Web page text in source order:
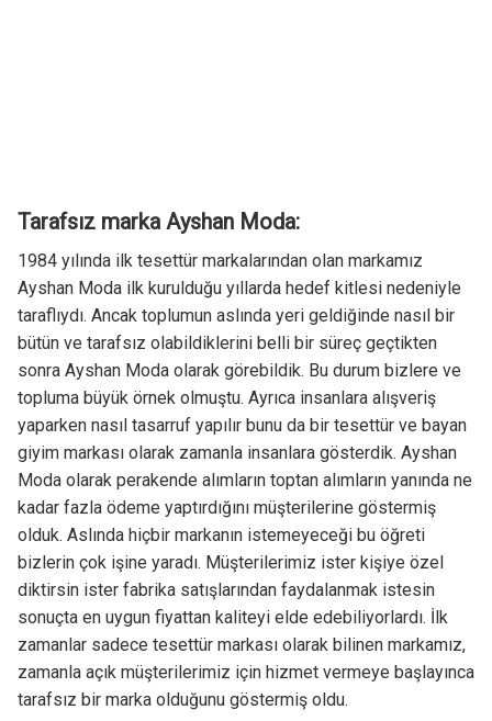
Tarafsız marka Ayshan Moda:
1984 yılında ilk tesettür markalarından olan markamız
Ayshan Moda ilk kurulduğu yıllarda hedef kitlesi nedeniyle
taraflıydı. Ancak toplumun aslında yeri geldiğinde nasıl bir
bütün ve tarafsız olabildiklerini belli bir süreç geçtikten
sonra Ayshan Moda olarak görebildik. Bu durum bizlere ve
topluma büyük örnek olmuştu. Ayrıca insanlara alışveriş
yaparken nasıl tasarruf yapılır bunu da bir tesettür ve bayan
giyim markası olarak zamanla insanlara gösterdik. Ayshan
Moda olarak perakende alımların toptan alımların yanında ne
kadar fazla ödeme yaptırdığını müşterilerine göstermiş
olduk. Aslında hiçbir markanın istemeyeceği bu öğreti
bizlerin çok işine yaradı. Müşterilerimiz ister kişiye özel
diktirsin ister fabrika satışlarından faydalanmak istesin
sonuçta en uygun fiyattan kaliteyi elde edebiliyorlardı. İlk
zamanlar sadece tesettür markası olarak bilinen markamız,
zamanla açık müşterilerimiz için hizmet vermeye başlayınca
tarafsız bir marka olduğunu göstermiş oldu.